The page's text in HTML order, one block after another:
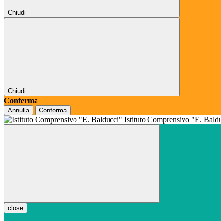
Chiudi
Chiudi
Conferma
Annulla Conferma
Istituto Comprensivo "E.
close